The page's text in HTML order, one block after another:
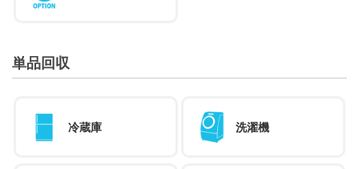
単品回収
冷蔵庫 洗濯機